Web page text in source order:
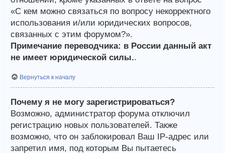
«С кем можно связаться по вопросу некорректного
использования и/или юридических вопросов,
связанных с этим форумом?».
Примечание переводчика: в России данный акт
не имеет юридической силы..
Вернуться к началу
Почему я не могу зарегистрироваться?
Возможно, администратор форума отключил
регистрацию новых пользователей. Также
возможно, что он заблокировал Ваш IP-адрес или
запретил имя, под которым Вы пытаетесь